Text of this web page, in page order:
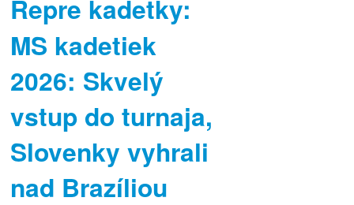
Repre kadetky:
MS kadetiek
2026: Skvelý
vstup do turnaja,
Slovenky vyhrali
nad Brazíliou